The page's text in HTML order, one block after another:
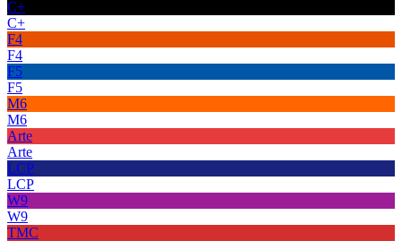
C+
C+
F4
F4
F5
F5
M6
M6
Arte
Arte
LCP
LCP
W9
W9
TMC